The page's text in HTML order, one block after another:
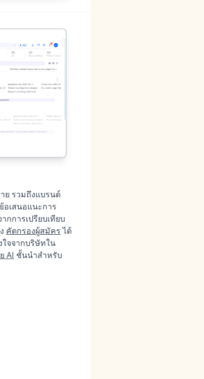
ย รวมถึงแบรนด์
อเสนอแนะการ
การเปรียบเทียบ
คัดกรองผู้สมัครได้
ใจจากบริษัทใน
AI ชั้นนำสำหรับ